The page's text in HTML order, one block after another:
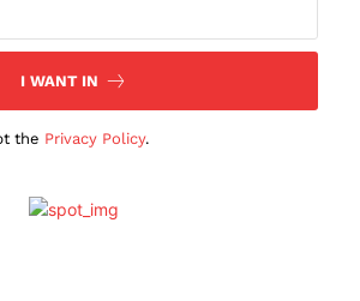
I WANT IN
the Privacy Policy.